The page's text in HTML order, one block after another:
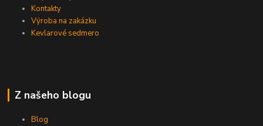
Kontakty
Výroba na zakázku
Kevlarové sedmero
Z našeho blogu
Blog